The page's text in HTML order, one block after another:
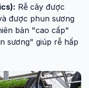
Rễ cây được
được phun sương
bản "cao cấp"
sương" giúp rễ hấp